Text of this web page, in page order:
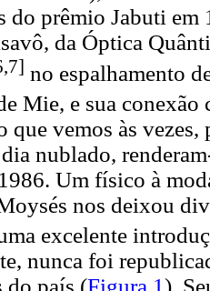
do prêmio Jabuti em
da Óptica
no espalhamento
Mie, e sua
que vemos às
nublado,
Um físico à
nos deixou
excelente
nunca foi
do país (Figura 1).